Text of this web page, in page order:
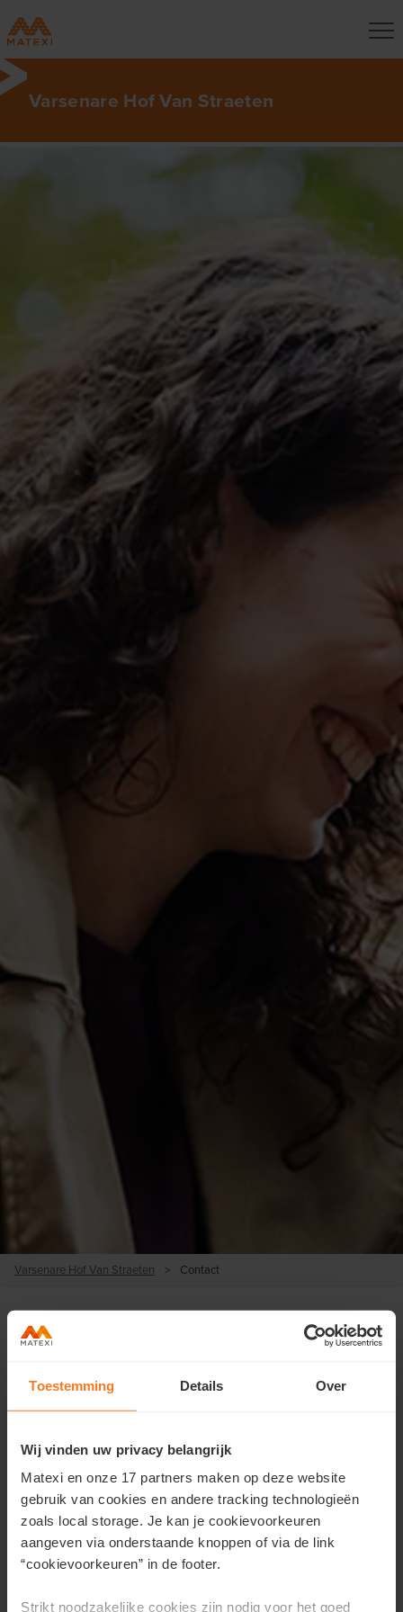
Toestemming Details Over
Wij vinden uw privacy belangrijk
Matexi en onze 17 partners maken op deze website
gebruik van cookies en andere tracking technologieën
zoals local storage. Je kan je cookievoorkeuren
aangeven via onderstaande knoppen of via de link
“cookievoorkeuren” in de footer.
Strikt noodzakelijke cookies zijn nodig voor het goed
Varsenare Hof Van Straeten
Varsenare Hof Van Straeten > Contact
Contacteer ons
Wil je meer informatie over deze woonst of wens je een
Vul hier je gegevens in en we contacteren je zo snel
mogelijk.
Voornaam*